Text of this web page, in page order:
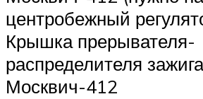
центробежный
Крышка прерывателя-
распределителя
Москвич-412